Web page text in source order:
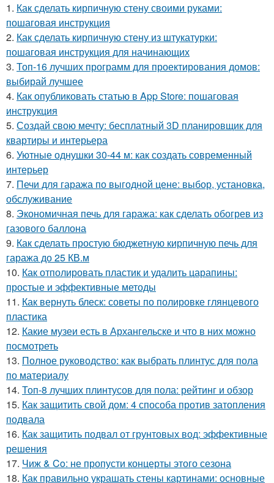
1. Как сделать кирпичную стену своими руками:
пошаговая инструкция
2. Как сделать кирпичную стену из штукатурки:
пошаговая инструкция для начинающих
3. Топ-16 лучших программ для проектирования домов:
выбирай лучшее
4. Как опубликовать статью в App Store: пошаговая
инструкция
5. Создай свою мечту: бесплатный 3D планировщик для
квартиры и интерьера
6. Уютные однушки 30-44 м: как создать современный
интерьер
7. Печи для гаража по выгодной цене: выбор, установка,
обслуживание
8. Экономичная печь для гаража: как сделать обогрев из
газового баллона
9. Как сделать простую бюджетную кирпичную печь для
гаража до 25 КВ.м
10. Как отполировать пластик и удалить царапины:
простые и эффективные методы
11. Как вернуть блеск: советы по полировке глянцевого
пластика
12. Какие музеи есть в Архангельске и что в них можно
посмотреть
13. Полное руководство: как выбрать плинтус для пола
по материалу
14. Топ-8 лучших плинтусов для пола: рейтинг и обзор
15. Как защитить свой дом: 4 способа против затопления
подвала
16. Как защитить подвал от грунтовых вод: эффективные
решения
17. Чиж & Co: не пропусти концерты этого сезона
18. Как правильно украшать стены картинами: основные